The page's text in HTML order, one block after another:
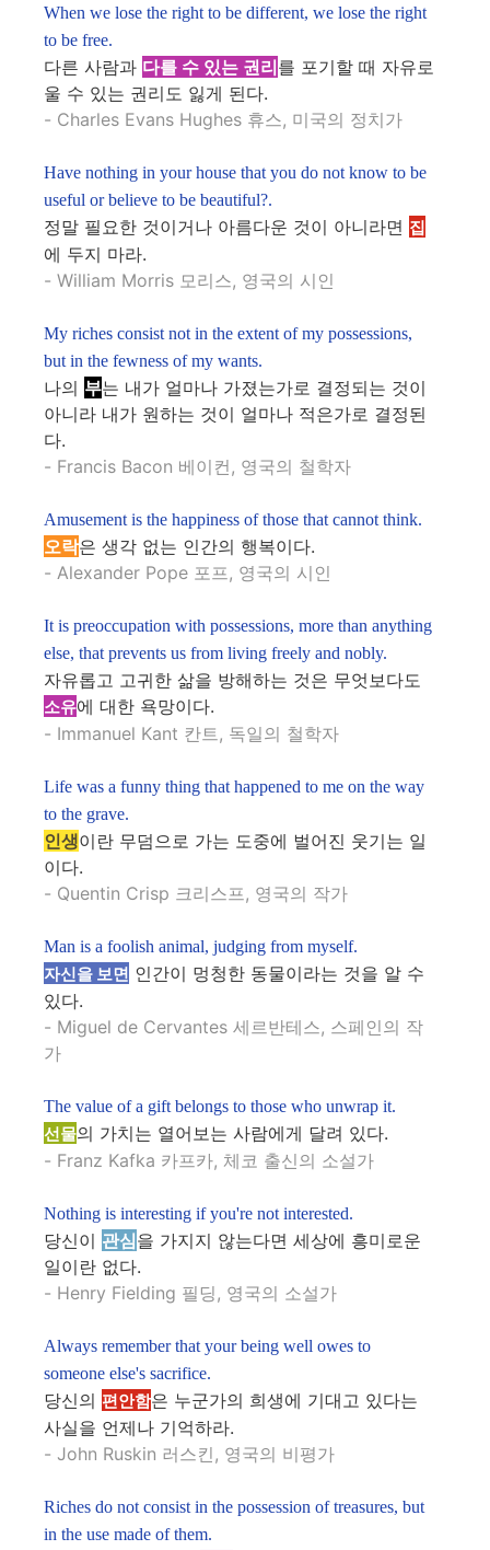
When we lose the right to be different, we lose the right
to be free.
다른 사람과 다를 수 있는 권리를 포기할 때 자유로
울 수 있는 권리도 잃게 된다.
- Charles Evans Hughes 휴스, 미국의 정치가
Have nothing in your house that you do not know to be
useful or believe to be beautiful?.
정말 필요한 것이거나 아름다운 것이 아니라면 집
에 두지 마라.
- William Morris 모리스, 영국의 시인
My riches consist not in the extent of my possessions,
but in the fewness of my wants.
나의 부는 내가 얼마나 가졌는가로 결정되는 것이
아니라 내가 원하는 것이 얼마나 적은가로 결정된
다.
- Francis Bacon 베이컨, 영국의 철학자
Amusement is the happiness of those that cannot think.
오락은 생각 없는 인간의 행복이다.
- Alexander Pope 포프, 영국의 시인
It is preoccupation with possessions, more than anything
else, that prevents us from living freely and nobly.
자유롭고 고귀한 삶을 방해하는 것은 무엇보다도
소유에 대한 욕망이다.
- Immanuel Kant 칸트, 독일의 철학자
Life was a funny thing that happened to me on the way
to the grave.
인생이란 무덤으로 가는 도중에 벌어진 웃기는 일
이다.
- Quentin Crisp 크리스프, 영국의 작가
Man is a foolish animal, judging from myself.
자신을 보면 인간이 멍청한 동물이라는 것을 알 수
있다.
- Miguel de Cervantes 세르반테스, 스페인의 작
가
The value of a gift belongs to those who unwrap it.
선물의 가치는 열어보는 사람에게 달려 있다.
- Franz Kafka 카프카, 체코 출신의 소설가
Nothing is interesting if you're not interested.
당신이 관심을 가지지 않는다면 세상에 흥미로운
일이란 없다.
- Henry Fielding 필딩, 영국의 소설가
Always remember that your being well owes to
someone else's sacrifice.
당신의 편안함은 누군가의 희생에 기대고 있다는
사실을 언제나 기억하라.
- John Ruskin 러스킨, 영국의 비평가
Riches do not consist in the possession of treasures, but
in the use made of them.